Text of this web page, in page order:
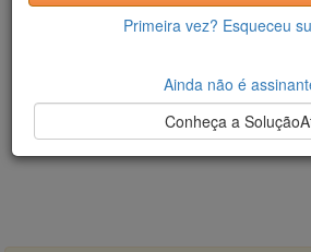
Primeira vez? Esqueceu
Ainda não é
Conheça a